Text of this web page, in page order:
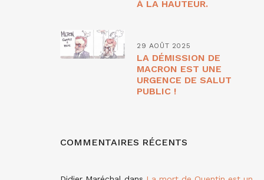
À LA HAUTEUR.
29 AOÛT 2025
LA DÉMISSION DE
MACRON EST UNE
URGENCE DE SALUT
PUBLIC !
COMMENTAIRES RÉCENTS